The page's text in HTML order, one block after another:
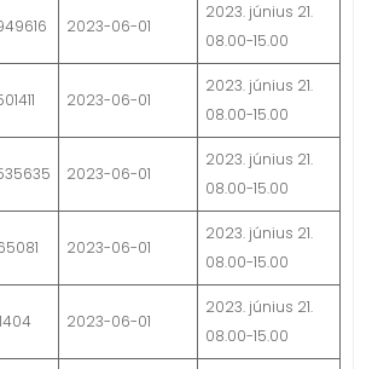
2023-06-01
2023. június 21.
08.00-15.00
2023-06-01
2023. június 21.
08.00-15.00
2023-06-01
2023. június 21.
08.00-15.00
2023-06-01
2023. június 21.
08.00-15.00
2023-06-01
2023. június 21.
08.00-15.00